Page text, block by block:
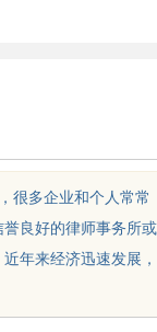
很多企业和个人常常
良好的律师事务所或
年来经济迅速发展，